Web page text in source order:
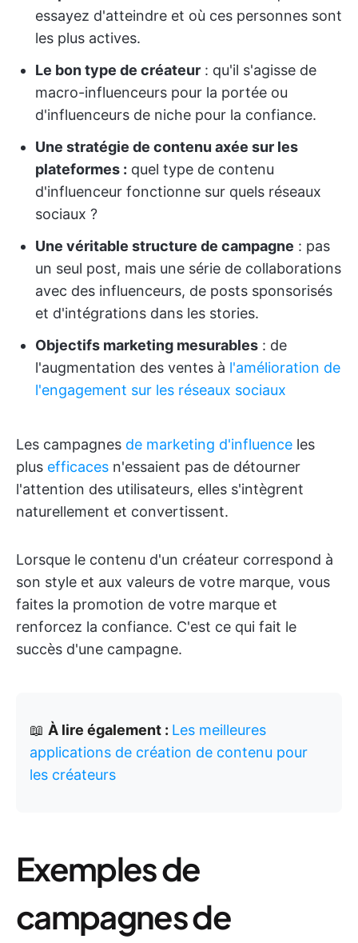
essayez d'atteindre et où ces personnes sont
les plus actives.
Le bon type de créateur : qu'il s'agisse de
macro-influenceurs pour la portée ou
d'influenceurs de niche pour la confiance.
Une stratégie de contenu axée sur les
plateformes : quel type de contenu
d'influenceur fonctionne sur quels réseaux
sociaux ?
Une véritable structure de campagne : pas
un seul post, mais une série de collaborations
avec des influenceurs, de posts sponsorisés
et d'intégrations dans les stories.
Objectifs marketing mesurables : de
l'augmentation des ventes à l'amélioration de
l'engagement sur les réseaux sociaux
Les campagnes de marketing d'influence les
plus efficaces n'essaient pas de détourner
l'attention des utilisateurs, elles s'intègrent
naturellement et convertissent.
Lorsque le contenu d'un créateur correspond à
son style et aux valeurs de votre marque, vous
faites la promotion de votre marque et
renforcez la confiance. C'est ce qui fait le
succès d'une campagne.
📖 À lire également : Les meilleures
applications de création de contenu pour
les créateurs
Exemples de
campagnes de